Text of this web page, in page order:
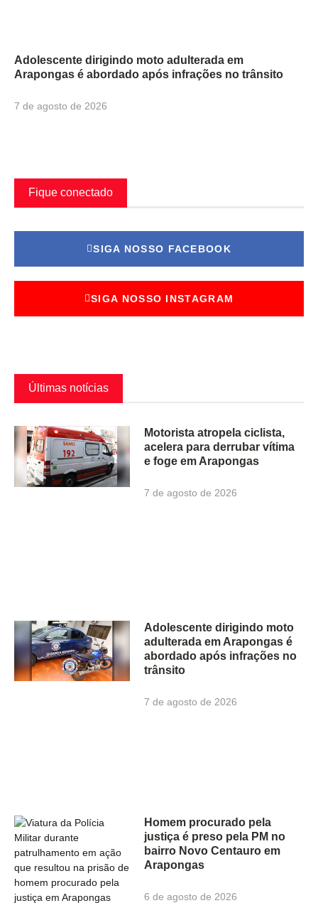
Adolescente dirigindo moto adulterada em
Arapongas é abordado após infrações no trânsito
7 de agosto de 2026
Fique conectado
SIGA NOSSO FACEBOOK
SIGA NOSSO INSTAGRAM
Últimas notícias
Motorista atropela ciclista,
acelera para derrubar vítima
e foge em Arapongas
7 de agosto de 2026
Adolescente dirigindo moto
adulterada em Arapongas é
abordado após infrações no
trânsito
7 de agosto de 2026
Homem procurado pela
justiça é preso pela PM no
bairro Novo Centauro em
Arapongas
6 de agosto de 2026